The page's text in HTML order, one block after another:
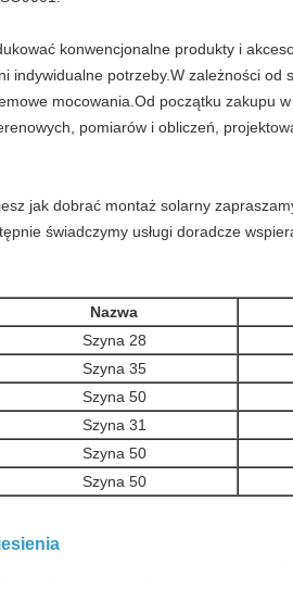
konwencjonalne produkty i
indywidualne potrzeby.W zależności
mocowania.Od początku zakupu
pomiarów i obliczeń,
jak dobrać montaż solarny
świadczymy usługi doradcze
Nazwa
Szyna 28
Szyna 35
Szyna 50
Szyna 31
Szyna 50
Szyna 50